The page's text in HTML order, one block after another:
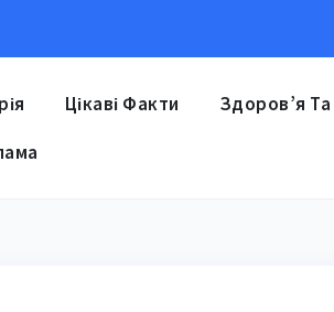
Цікаві Факти Здоров’я